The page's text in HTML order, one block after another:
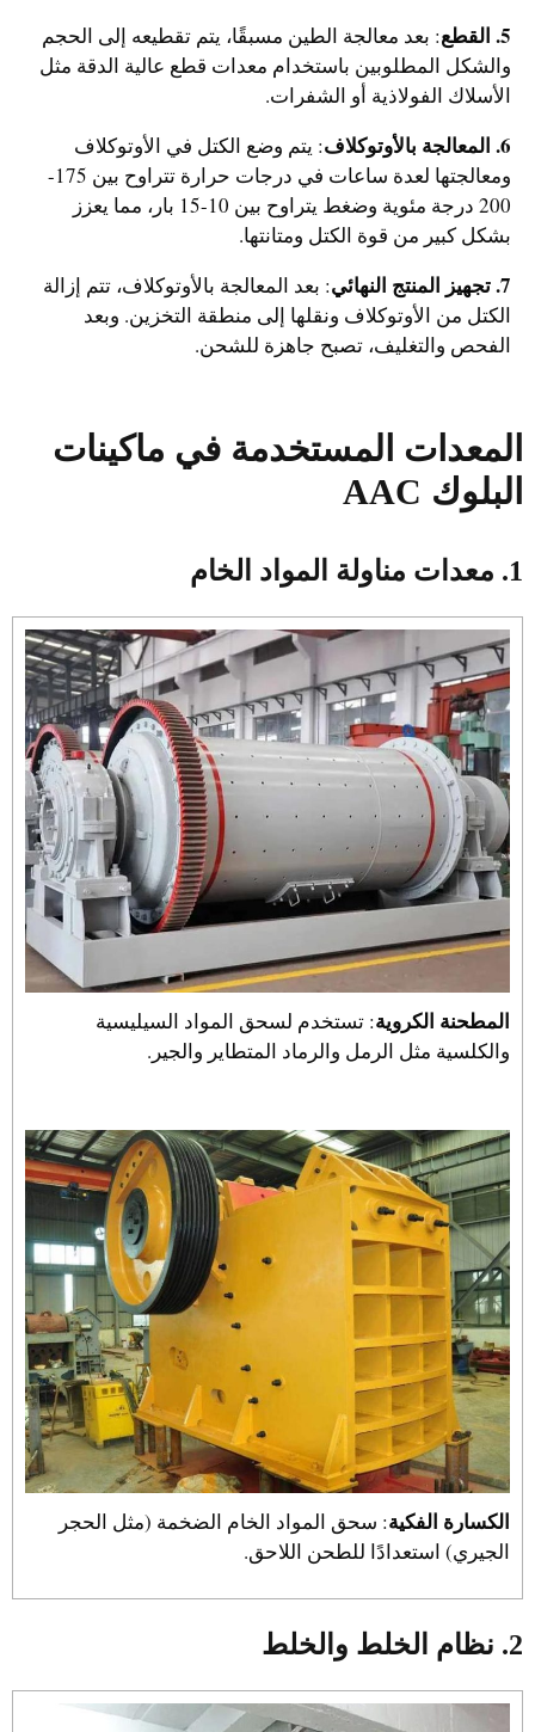
5. القطع
: بعد معالجة الطين مسبقًا، يتم تقطيعه إلى الحجم
والشكل المطلوبين باستخدام معدات قطع عالية الدقة مثل
الأسلاك الفولاذية أو الشفرات.
6. المعالجة بالأوتوكلاف
: يتم وضع الكتل في الأوتوكلاف
ومعالجتها لعدة ساعات في درجات حرارة تتراوح بين 175-
200 درجة مئوية وضغط يتراوح بين 10-15 بار، مما يعزز
بشكل كبير من قوة الكتل ومتانتها.
7. تجهيز المنتج النهائي
: بعد المعالجة بالأوتوكلاف، تتم إزالة
الكتل من الأوتوكلاف ونقلها إلى منطقة التخزين. وبعد
الفحص والتغليف، تصبح جاهزة للشحن.
المعدات المستخدمة في ماكينات
البلوك AAC
1. معدات مناولة المواد الخام
المطحنة الكروية: تستخدم لسحق المواد السيليسية
والكلسية مثل الرمل والرماد المتطاير والجير.
الكسارة الفكية: سحق المواد الخام الضخمة (مثل الحجر
الجيري) استعدادًا للطحن اللاحق.
2. نظام الخلط والخلط